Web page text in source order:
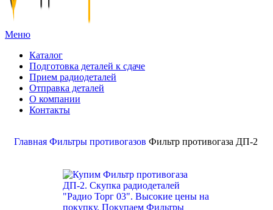
Меню
Каталог
Подготовка деталей к сдаче
Прием радиодеталей
Отправка деталей
О компании
Контакты
Поиск
Главная Фильтры противогазов Фильтр противогаза ДП-2